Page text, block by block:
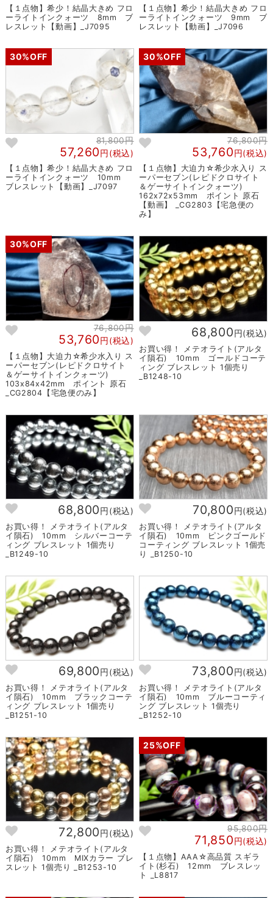
【１点物】希少！結晶大きめ フロ
ーライトインクォーツ 8mm ブ
レスレット【動画】_J7095
【１点物】希少！結晶大きめ フロ
ーライトインクォーツ 9mm ブ
レスレット【動画】_J7096
30%OFF
81,800円
57,260円(税込)
【１点物】希少！結晶大きめ フロ
ーライトインクォーツ 10mm
ブレスレット【動画】_J7097
30%OFF
76,800円
53,760円(税込)
【１点物】大迫力☆希少水入り ス
ーパーセブン(レピドクロサイト
＆ゲーサイトインクォーツ)
162x72x53mm ポイント 原石
【動画】 _CG2803【宅急便の
み】
30%OFF
76,800円
53,760円(税込)
【１点物】大迫力☆希少水入り ス
ーパーセブン(レピドクロサイト
＆ゲーサイトインクォーツ)
103x84x42mm ポイント 原石
_CG2804【宅急便のみ】
68,800円(税込)
お買い得！ メテオライト(アルタ
イ隕石) 10mm ゴールドコーテ
ィング ブレスレット 1個売り
_B1248-10
68,800円(税込)
お買い得！ メテオライト(アルタ
イ隕石) 10mm シルバーコーテ
ィング ブレスレット 1個売り
_B1249-10
70,800円(税込)
お買い得！ メテオライト(アルタ
イ隕石) 10mm ピンクゴールド
コーティング ブレスレット 1個売
り _B1250-10
69,800円(税込)
お買い得！ メテオライト(アルタ
イ隕石) 10mm ブラックコーテ
ィング ブレスレット 1個売り
_B1251-10
73,800円(税込)
お買い得！ メテオライト(アルタ
イ隕石) 10mm ブルーコーティ
ング ブレスレット 1個売り
_B1252-10
72,800円(税込)
お買い得！ メテオライト(アルタ
イ隕石) 10mm MIXカラー ブレ
スレット 1個売り _B1253-10
25%OFF
95,800円
71,850円(税込)
【１点物】AAA☆高品質 スギラ
イト(杉石) 12mm ブレスレッ
ト _L8817